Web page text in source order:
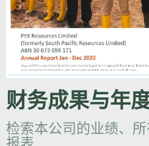
财务成果与年
检索本公司的业绩、